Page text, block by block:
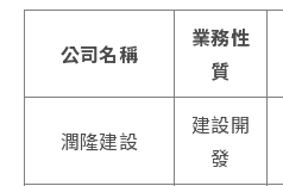
公司名稱
業務性
質
潤隆建設
建設開
發